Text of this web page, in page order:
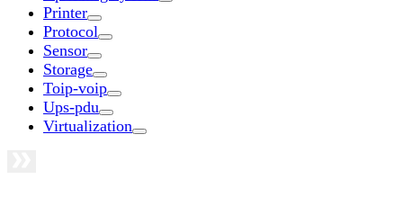
Printer
Protocol
Sensor
Storage
Toip-voip
Ups-pdu
Virtualization